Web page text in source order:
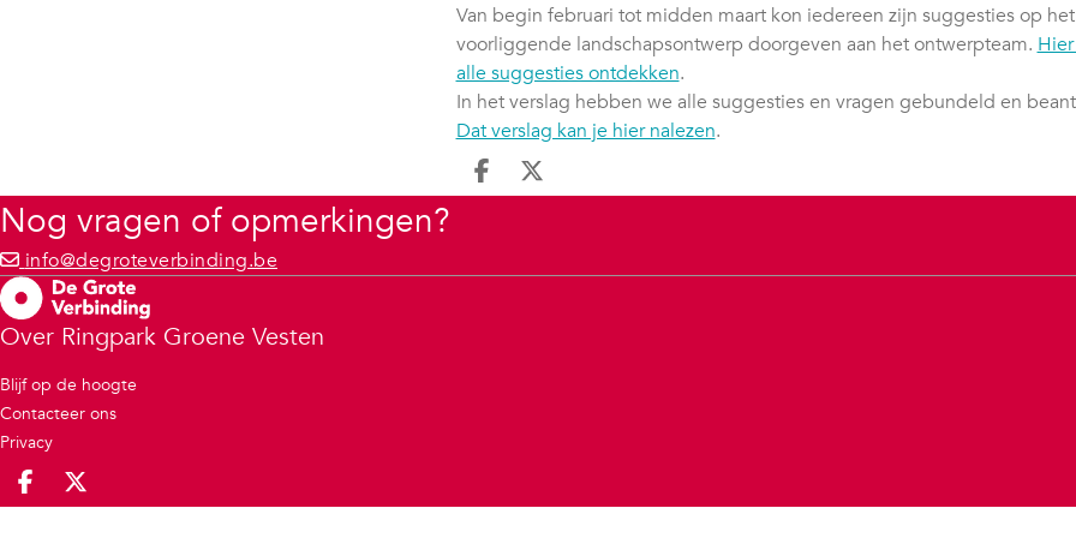
Van begin februari tot midden maart kon iedereen zijn suggesties op het
voorliggende landschapsontwerp doorgeven aan het ontwerpteam.
alle suggesties ontdekken.
In het verslag hebben we alle suggesties en vragen gebundeld en
Dat verslag kan je hier nalezen.
Deel op facebook
Deel op X
Nog vragen of opmerkingen?
info@degroteverbinding.be
Over Ringpark Groene Vesten
Blijf op de hoogte
Contacteer ons
Privacy
Deel op facebook
Deel op X